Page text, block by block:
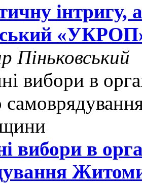
інтригу,
Піньковський
вибори в